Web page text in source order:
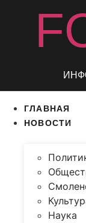
ГЛАВНАЯ
НОВОСТИ
Наука